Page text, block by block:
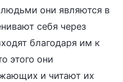
людьми они являются в
себя через
благодаря им к
этого они
и читают их